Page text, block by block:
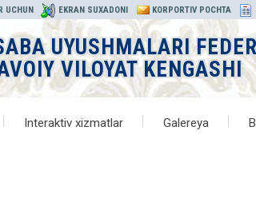
UCHUN EKRAN SUXADONI KORPORTIV POCHTA
UYUSHMALARI
VILOYAT KENGASHI
Interaktiv xizmatlar Galereya